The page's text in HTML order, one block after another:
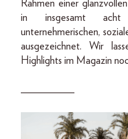
Rahmen einer
in insgesamt
unternehmerischen,
ausgezeichnet. Wir
Highlights im Magazin